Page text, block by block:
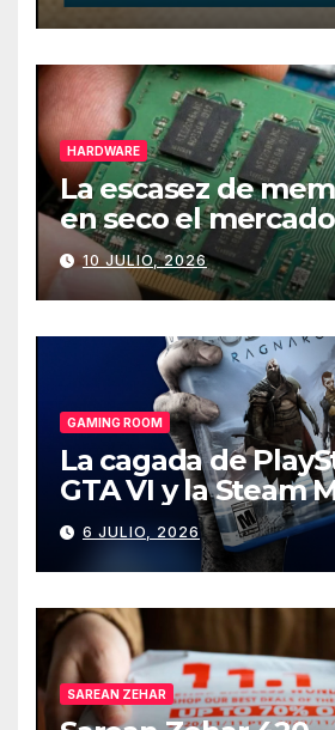
HARDWARE
La escasez de
en seco el
de PCs
10 JULIO, 2026
GAMING ROOM
La cagada de
GTA VI y la Steam
Gaming Room #130
6 JULIO, 2026
SAREAN ZEHAR